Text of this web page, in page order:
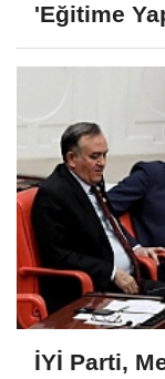
'Eğitime
İYİ Parti,